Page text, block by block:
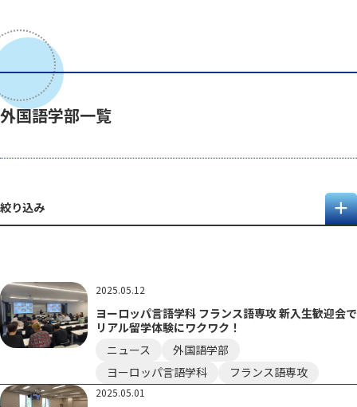
外国語学部一覧
絞り込み
2025.05.12
ヨーロッパ言語学科 フランス語専攻 新入生歓迎会で
リアル留学体験にワクワク！
ニュース
外国語学部
ヨーロッパ言語学科
フランス語専攻
2025.05.01